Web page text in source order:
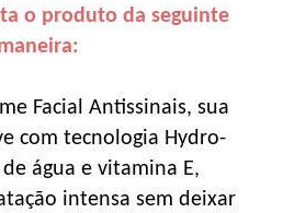
o produto da seguinte
Facial Antissinais, sua
com tecnologia Hydro-
água e vitamina E,
intensa sem deixar